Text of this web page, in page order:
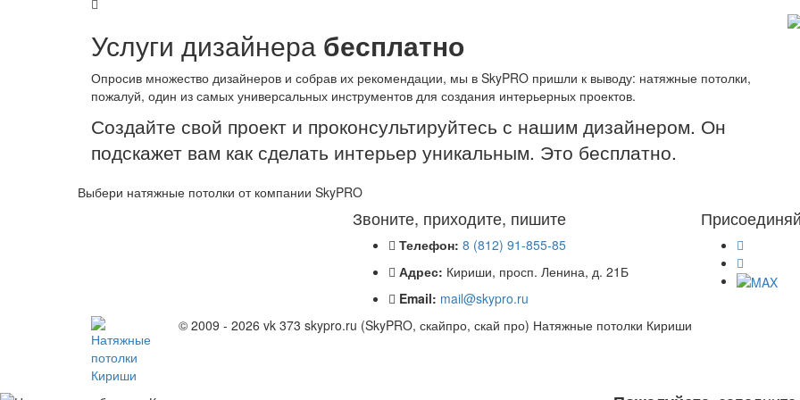
Услуги дизайнера бесплатно
Опросив множество дизайнеров и собрав их рекомендации, мы в SkyPRO пришли к выводу: натяжные потолки,
пожалуй, один из самых универсальных инструментов для создания интерьерных проектов.
Создайте свой проект и проконсультируйтесь с нашим дизайнером. Он
подскажет вам как сделать интерьер уникальным. Это бесплатно.
Выбери натяжные потолки от компании SkyPRO
Звоните, приходите, пишите
Телефон: 8 (812) 91-855-85
Адрес: Кириши, просп. Ленина, д. 21Б
Email: mail@skypro.ru
© 2009 - 2026 vk 373 skypro.ru (SkyPRO, скайпро, скай про) Натяжные потолки Кириши